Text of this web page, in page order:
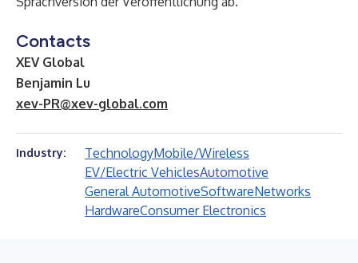
Contacts
XEV Global
Benjamin Lu
xev-PR@xev-global.com
Industry: TechnologyMobile/Wireless
EV/Electric VehiclesAutomotive
General AutomotiveSoftwareNetworks
HardwareConsumer Electronics